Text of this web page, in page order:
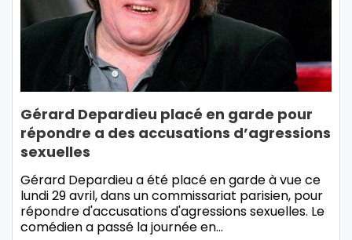
Gérard Depardieu placé en garde pour
répondre a des accusations d’agressions
sexuelles
Gérard Depardieu a été placé en garde à vue ce
lundi 29 avril, dans un commissariat parisien, pour
répondre d'accusations d'agressions sexuelles. Le
comédien a passé la journée en…